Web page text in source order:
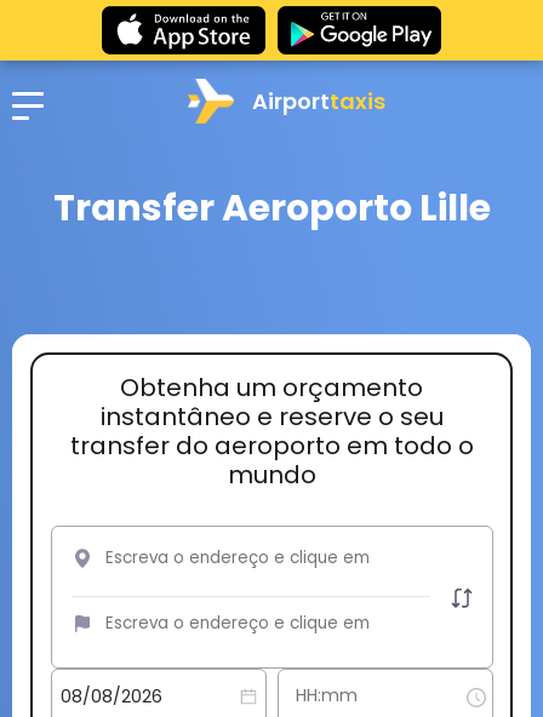
Airporttaxis
Transfer Aeroporto Lille
Obtenha um orçamento
instantâneo e reserve o seu
transfer do aeroporto em todo o
mundo